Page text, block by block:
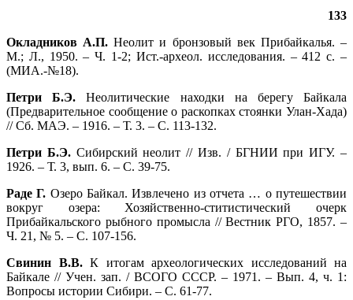
133
Окладников А.П. Неолит и бронзовый век Прибайкалья. –
М.; Л., 1950. – Ч. 1‑2; Ист.-археол. исследования. – 412 с. –
(МИА.‑№18).
Петри Б.Э. Неолитические находки на берегу Байкала
(Предварительное сообщение о раскопках стоянки Улан-Хада)
// Сб. МАЭ. – 1916. – Т. 3. – С. 113‑132.
Петри Б.Э. Сибирский неолит // Изв. / БГНИИ при ИГУ. –
1926. – Т. 3, вып. 6. – С. 39‑75.
Раде Г. Озеро Байкал. Извлечено из отчета … о путешествии
вокруг озера: Хозяйственно-ститистический очерк
Прибайкальского рыбного промысла // Вестник РГО, 1857. –
Ч. 21, № 5. – С. 107‑156.
Свинин В.В.К итогам археологических исследований на
Байкале // Учен. зап. / ВСОГО СССР. – 1971. – Вып. 4, ч. 1:
Вопросы истории Сибири. – С. 61‑77.